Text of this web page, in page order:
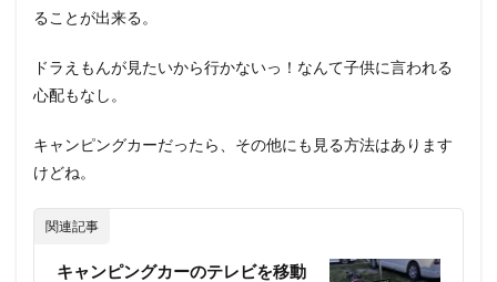
ることが出来る。
ドラえもんが見たいから行かないっ！なんて子供に言われる
心配もなし。
キャンピングカーだったら、その他にも見る方法はあります
けどね。
関連記事
キャンピングカーのテレビを移動